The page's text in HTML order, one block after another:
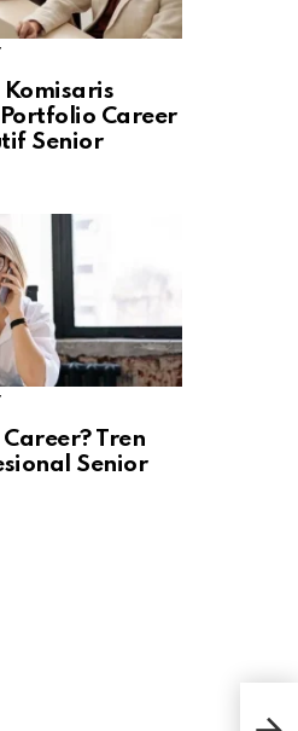
Career
Senior
Tren
Senior